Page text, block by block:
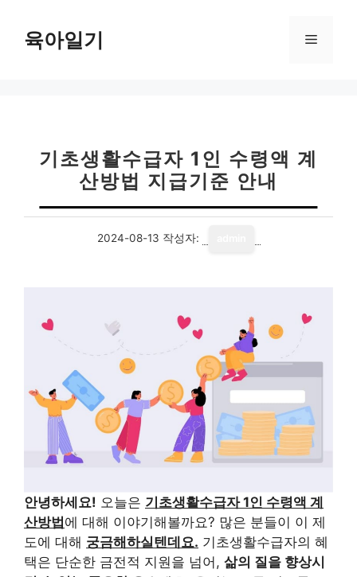
육아일기 메
기초생활수급자 1인 수령액 계
산방법 지급기준 안내
2024-08-13 작성자:
안녕하세요! 오늘은 기초생활수급자 1인 수령액 계
산방법 에 대해 이야기해볼까요? 많은 분들이 이 제
도에 대해 궁금해하실텐데요. 기초생활수급자의 혜
택은 단순한 금전적 지원을 넘어, 삶의 질을 향상시